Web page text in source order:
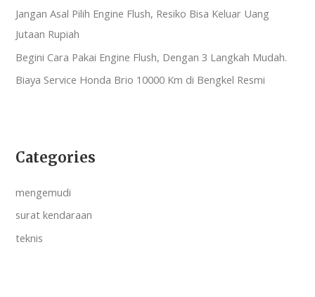
Jangan Asal Pilih Engine Flush, Resiko Bisa Keluar Uang
Jutaan Rupiah
Begini Cara Pakai Engine Flush, Dengan 3 Langkah Mudah.
Biaya Service Honda Brio 10000 Km di Bengkel Resmi
Categories
mengemudi
surat kendaraan
teknis